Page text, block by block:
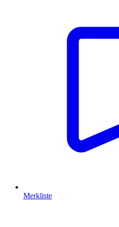
Merkliste